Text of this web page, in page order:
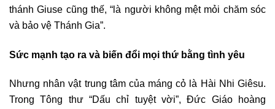
thánh Giuse cũng thế, “là người không mệt mỏi chăm sóc
và bảo vệ Thánh Gia”.
Sức mạnh tạo ra và biến đổi mọi thứ bằng tình yêu
Nhưng nhân vật trung tâm của máng cỏ là Hài Nhi Giêsu.
Trong Tông thư “Dấu chỉ tuyệt vời”, Đức Giáo hoàng